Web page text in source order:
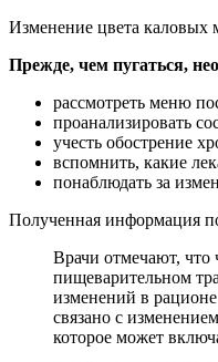
Изменение цвета каловых
Прежде, чем пугаться,
рассмотреть меню
проанализировать
учесть обострение
вспомнить, какие
понаблюдать за
Полученная информация
Врачи отмечают,
пищеварительном
изменений в
связано с
которое может